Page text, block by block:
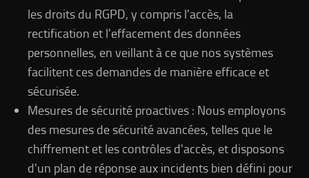
les droits du RGPD, y compris l'accès, la
rectification et l'effacement des données
personnelles, en veillant à ce que nos systèmes
facilitent ces demandes de manière efficace et
sécurisée.
Mesures de sécurité proactives : Nous employons
des mesures de sécurité avancées, telles que le
chiffrement et les contrôles d'accès, et disposons
d'un plan de réponse aux incidents bien défini pour